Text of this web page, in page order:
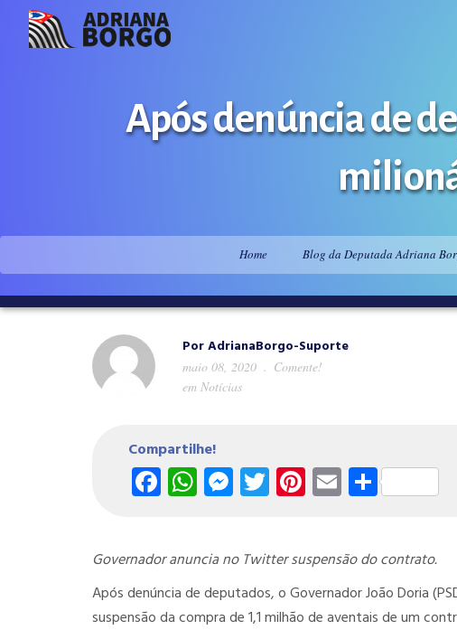
Após denúncia de
Home Blog da Deputada Adriana
PorAdrianaBorgo-Suporte
maio 08, 2020
Comente!
em Notícias
Compartilhe!
Facebook
WhatsApp
Messenger
Twitter
Pinterest
Email
Share
Governador anuncia no Twitter suspensão do contrato.
Após denúncia de deputados, o Governador João Doria
suspensão da compra de 1,1 milhão de aventais de um